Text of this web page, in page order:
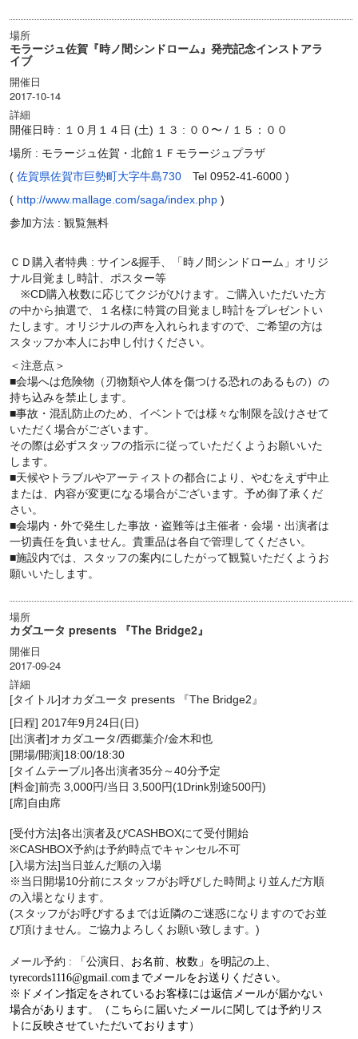
場所
モラージュ佐賀『時ノ間シンドローム』発売記念インストアラ
イブ
開催日
2017-10-14
詳細
開催日時 : １０月１４日 (土) １３ : ００〜 / １５：００
場所 : モラージュ佐賀・北館１Ｆモラージュプラザ
( 佐賀県佐賀市巨勢町大字牛島730 Tel 0952-41-6000 )
( http://www.mallage.com/saga/index.php )
参加方法 : 観覧無料
ＣＤ購入者特典 : サイン&握手、「時ノ間シンドローム」オリジ
ナル目覚まし時計、ポスター等
※CD購入枚数に応じてクジがひけます。ご購入いただいた方
の中から抽選で、１名様に特賞の目覚まし時計をプレゼントい
たします。オリジナルの声を入れられますので、ご希望の方は
スタッフか本人にお申し付けください。
＜注意点＞
■会場へは危険物（刃物類や人体を傷つける恐れのあるもの）の
持ち込みを禁止します。
■事故・混乱防止のため、イベントでは様々な制限を設けさせて
いただく場合がございます。
その際は必ずスタッフの指示に従っていただくようお願いいた
します。
■天候やトラブルやアーティストの都合により、やむをえず中止
または、内容が変更になる場合がございます。予め御了承くだ
さい。
■会場内・外で発生した事故・盗難等は主催者・会場・出演者は
一切責任を負いません。貴重品は各自で管理してください。
■施設内では、スタッフの案内にしたがって観覧いただくようお
願いいたします。
場所
カダユータ presents 『The Bridge2』
開催日
2017-09-24
詳細
[タイトル]オカダユータ presents 『The Bridge2』
[日程] 2017年9月24日(日)
[出演者]オカダユータ/西郷葉介/金木和也
[開場/開演]18:00/18:30
[タイムテーブル]各出演者35分～40分予定
[料金]前売 3,000円/当日 3,500円(1Drink別途500円)
[席]自由席
[受付方法]各出演者及びCASHBOXにて受付開始
※CASHBOX予約は予約時点でキャンセル不可
[入場方法]当日並んだ順の入場
※当日開場10分前にスタッフがお呼びした時間より並んだ方順
の入場となります。
(スタッフがお呼びするまでは近隣のご迷惑になりますのでお並
び頂けません。ご協力よろしくお願い致します。)
メール予約 :
「公演日、お名前、枚数」を明記の上、
tyrecords1116@gmail.comまでメールをお送りください。
※ドメイン指定をされているお客様には返信メールが届かない
場合があります。（こちらに届いたメールに関しては予約リス
トに反映させていただいております）